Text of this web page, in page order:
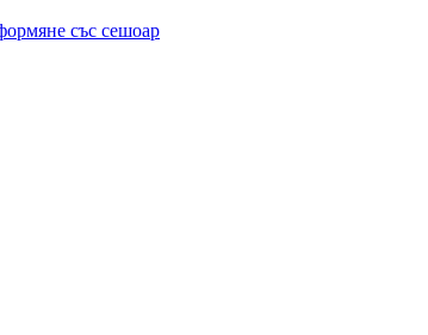
със сешоар